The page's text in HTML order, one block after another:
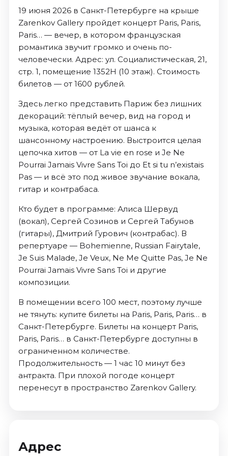
19 июня 2026 в Санкт-Петербурге на крыше
Zarenkov Gallery пройдет концерт Paris, Paris,
Paris… — вечер, в котором французская
романтика звучит громко и очень по-
человечески. Адрес: ул. Социалистическая, 21,
стр. 1, помещение 1352Н (10 этаж). Стоимость
билетов — от 1600 рублей.
Здесь легко представить Париж без лишних
декораций: тёплый вечер, вид на город и
музыка, которая ведёт от шанса к
шансонному настроению. Выстроится целая
цепочка хитов — от La vie en rose и Je Ne
Pourrai Jamais Vivre Sans Toi до Et si tu n’existais
Pas — и всё это под живое звучание вокала,
гитар и контрабаса.
Кто будет в программе: Алиса Шервуд
(вокал), Сергей Созинов и Сергей Табунов
(гитары), Дмитрий Гурович (контрабас). В
репертуаре — Bohemienne, Russian Fairytale,
Je Suis Malade, Je Veux, Ne Me Quitte Pas, Je Ne
Pourrai Jamais Vivre Sans Toi и другие
композиции.
В помещении всего 100 мест, поэтому лучше
не тянуть: купите билеты на Paris, Paris, Paris… в
Санкт-Петербурге. Билеты на концерт Paris,
Paris, Paris… в Санкт-Петербурге доступны в
ограниченном количестве.
Продолжительность — 1 час 10 минут без
антракта. При плохой погоде концерт
перенесут в пространство Zarenkov Gallery.
Адрес